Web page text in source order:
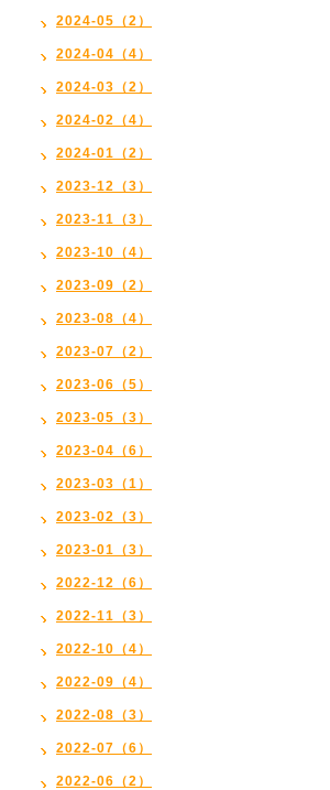
2024-05（2）
2024-04（4）
2024-03（2）
2024-02（4）
2024-01（2）
2023-12（3）
2023-11（3）
2023-10（4）
2023-09（2）
2023-08（4）
2023-07（2）
2023-06（5）
2023-05（3）
2023-04（6）
2023-03（1）
2023-02（3）
2023-01（3）
2022-12（6）
2022-11（3）
2022-10（4）
2022-09（4）
2022-08（3）
2022-07（6）
2022-06（2）